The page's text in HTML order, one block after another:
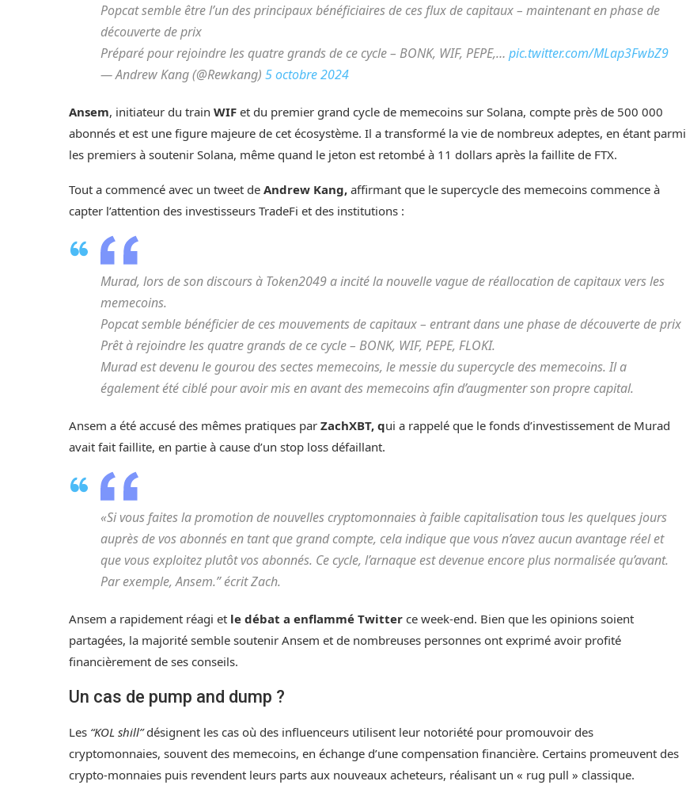
Popcat semble être l’un des principaux bénéficiaires de ces flux de capitaux – maintenant en phase de
découverte de prix
Préparé pour rejoindre les quatre grands de ce cycle – BONK, WIF, PEPE,… pic.twitter.com/MLap3FwbZ9
— Andrew Kang (@Rewkang) 5 octobre 2024
Ansem, initiateur du train WIF et du premier grand cycle de memecoins sur Solana, compte près de 500 000
abonnés et est une figure majeure de cet écosystème. Il a transformé la vie de nombreux adeptes, en étant parmi
les premiers à soutenir Solana, même quand le jeton est retombé à 11 dollars après la faillite de FTX.
Tout a commencé avec un tweet de Andrew Kang, affirmant que le supercycle des memecoins commence à
capter l’attention des investisseurs TradeFi et des institutions :
Murad, lors de sondiscours à Token2049 a incité la nouvelle vague de réallocation de capitaux vers les
memecoins.
Popcat semble bénéficier de ces mouvements de capitaux – entrant dans une phase de découverte de prix
Prêt à rejoindre les quatre grands de ce cycle – BONK, WIF, PEPE, FLOKI.
Murad est devenu le gourou des sectes memecoins, le messie du supercycle des memecoins. Il a
également été ciblé pour avoir mis en avant des memecoins afin d’augmenter son propre capital.
Ansem a été accusé des mêmes pratiques par ZachXBT, qui a rappelé que le fonds d’investissement de Murad
avait fait faillite, en partie à cause d’un stop loss défaillant.
«Si vous faites la promotion de nouvelles cryptomonnaies à faible capitalisation tous les quelques jours
auprès de vos abonnés en tant que grand compte, cela indique que vous n’avez aucun avantage réel et
que vous exploitez plutôt vos abonnés. Ce cycle, l’arnaque est devenue encore plus normalisée qu’avant.
Par exemple, Ansem.” écrit Zach.
Ansem a rapidement réagi et le débat a enflammé Twitter ce week-end. Bien que les opinions soient
partagées, la majorité semble soutenir Ansem et de nombreuses personnes ont exprimé avoir profité
financièrement de ses conseils.
Un cas de pump and dump ?
Les “KOL shill”désignent les cas où des influenceurs utilisent leur notoriété pour promouvoir des
cryptomonnaies, souvent des memecoins, en échange d’une compensation financière. Certains promeuvent des
crypto-monnaies puis revendent leurs parts aux nouveaux acheteurs, réalisant un « rug pull » classique.